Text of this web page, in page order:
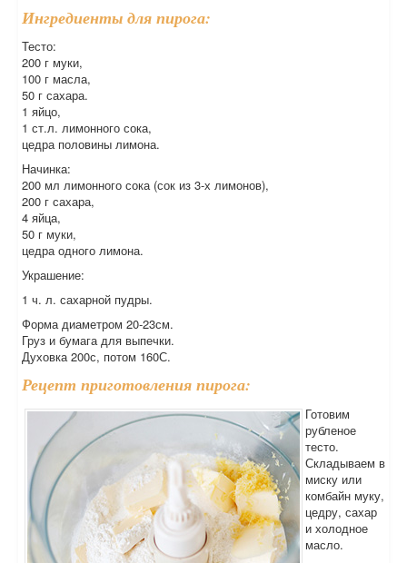
Ингредиенты для пирога:
Тесто:
200 г муки,
100 г масла,
50 г сахара.
1 яйцо,
1 ст.л. лимонного сока,
цедра половины лимона.
Начинка:
200 мл лимонного сока (сок из 3-х лимонов),
200 г сахара,
4 яйца,
50 г муки,
цедра одного лимона.
Украшение:
1 ч. л. сахарной пудры.
Форма диаметром 20-23см.
Груз и бумага для выпечки.
Духовка 200с, потом 160С.
Рецепт приготовления пирога:
Готовим
рубленое
тесто.
Складываем в
миску или
комбайн муку,
цедру, сахар
и холодное
масло.